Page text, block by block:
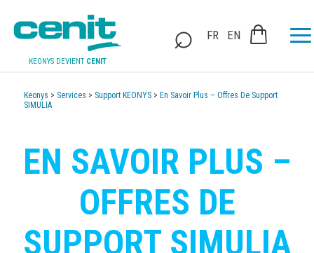
KEONYS DEVIENT CENIT
FR EN
Keonys > Services > Support KEONYS > En Savoir Plus – Offres De Support
SIMULIA
EN SAVOIR PLUS –
OFFRES DE
SUPPORT SIMULIA